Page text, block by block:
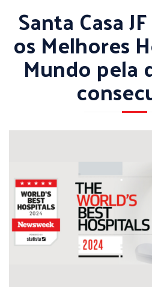
Santa Casa
os Melhores
Mundo pela